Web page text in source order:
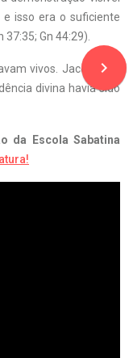
isso era o suficiente
Gn 44:29).
vivos. Jacó então
divina havia sido
da Escola Sabatina
navigate_next